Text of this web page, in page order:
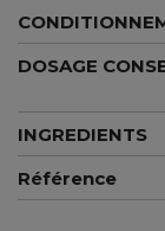
DOSAGE
INGREDIENTS
Référence